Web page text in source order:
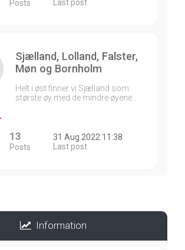
Posts
Last post
Sjælland, Lolland, Falster,
Møn og Bornholm
Helt i øst finner vi Sjælland som
største øy med de mindre øyene…
13
Posts
31 Aug 2022 11:38
Last post
Information